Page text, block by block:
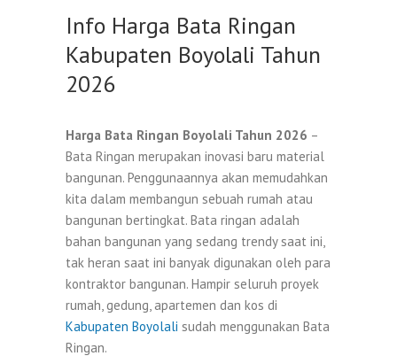
Info Harga Bata Ringan
Kabupaten Boyolali Tahun
2026
Harga Bata Ringan Boyolali Tahun 2026 –
Bata Ringan merupakan inovasi baru material
bangunan. Penggunaannya akan memudahkan
kita dalam membangun sebuah rumah atau
bangunan bertingkat. Bata ringan adalah
bahan bangunan yang sedang trendy saat ini,
tak heran saat ini banyak digunakan oleh para
kontraktor bangunan. Hampir seluruh proyek
rumah, gedung, apartemen dan kos di
Kabupaten Boyolali sudah menggunakan Bata
Ringan.